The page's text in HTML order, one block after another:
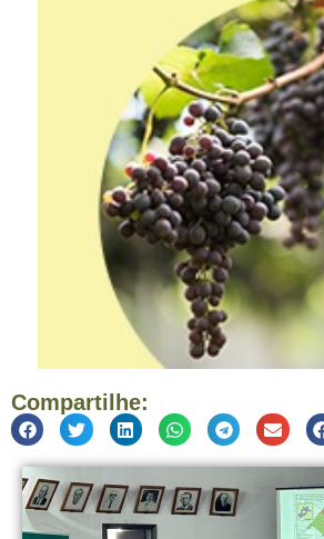
Compartilhe: